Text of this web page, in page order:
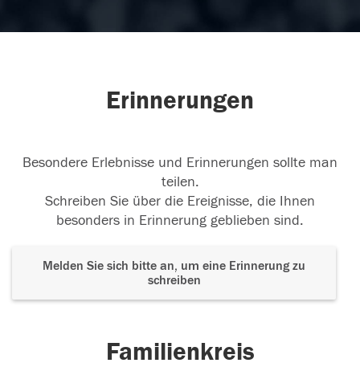
Erinnerungen
Besondere Erlebnisse und Erinnerungen sollte man
teilen.
Schreiben Sie über die Ereignisse, die Ihnen
besonders in Erinnerung geblieben sind.
Melden Sie sich bitte an, um eine Erinnerung zu
schreiben
Familienkreis